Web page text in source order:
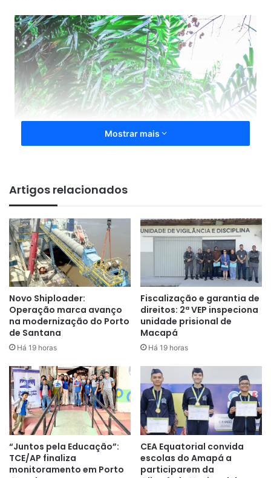
A catalogação é realizada pelos engenheiros florestais da
Secretaria Municipal de Meio Ambiente, Desenvolvimento
Sustentável e Postura Urbana (Semam), mediante
pesquisas acadêmicas em parceria com a Universidade do
Estado do Amapá (Ueap), que também permite o estágio
de estudantes durante o processo. Além disso, o Instituto
Mostrar mais
Artigos relacionados
Novo Shiploader:
Operação marca avanço
na modernização do Porto
de Santana
Há 19 horas
Fiscalização e garantia de
direitos: 2ª VEP inspeciona
unidade prisional de
Macapá
Há 19 horas
“Juntos pela Educação”:
TCE/AP finaliza
monitoramento em Porto
CEA Equatorial convida
escolas do Amapá a
participarem da